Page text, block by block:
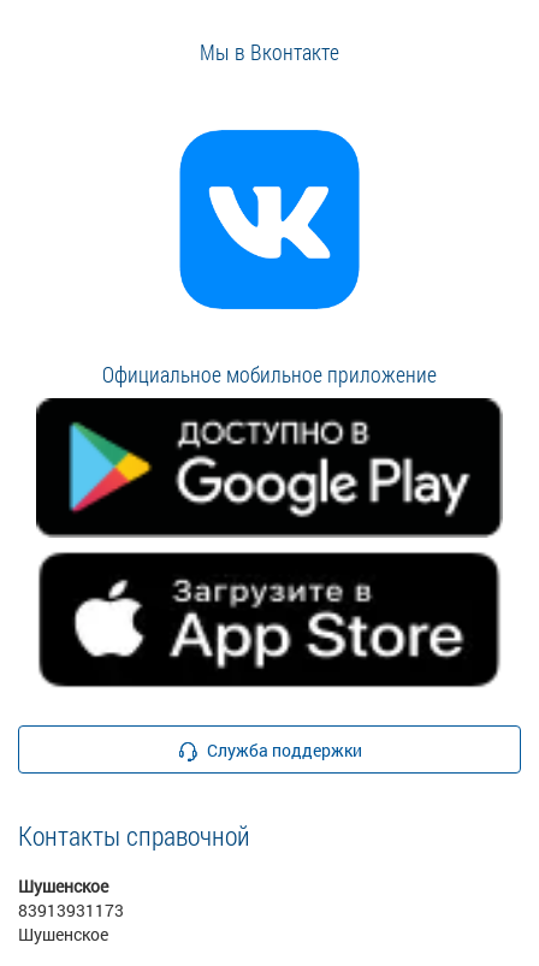
Мы в Вконтакте
Официальное мобильное приложение
Служба поддержки
Контакты справочной
Шушенское
83913931173
Шушенское